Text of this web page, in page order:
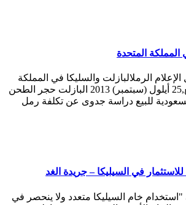
المملكة المتحدة
الرملالبازلت والسليكا في المملكة
العربية السعودية للبيع,25 أيلول (سبتمبر) 2013 البازلت حجر الطحن
للبيع دراسة جدوى عن تكلفة رمل
في السيليكا – جريدة الغد
خام السيليكا متعدد ولا ينحصر في